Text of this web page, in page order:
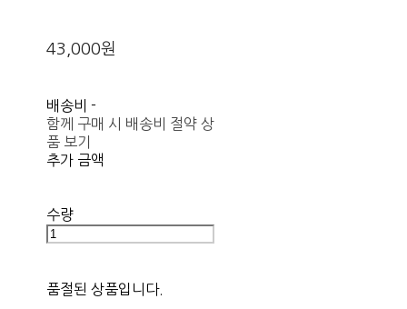
43,000원
배송비-
함께 구매 시 배송비 절약 상
품 보기
추가 금액
수량
품절된 상품입니다.